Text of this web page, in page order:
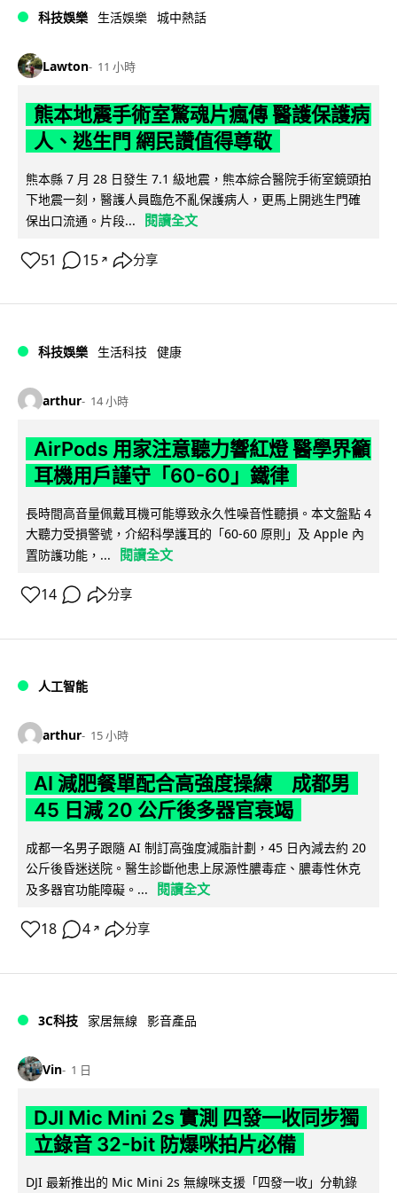
科技娛樂 生活娛樂 城中熱話
Lawton 11 小時
熊本地震手術室驚魂片瘋傳 醫護保護病
人、逃生門 網民讚值得尊敬
熊本縣 7 月 28 日發生 7.1 級地震，熊本綜合醫院手術室鏡頭拍
下地震一刻，醫護人員臨危不亂保護病人，更馬上開逃生門確
保出口流通。片段...
閱讀全文
51 15 ↗ 分享
科技娛樂 生活科技 健康
arthur 14 小時
AirPods 用家注意聽力響紅燈 醫學界籲
耳機用戶謹守「60-60」鐵律
長時間高音量佩戴耳機可能導致永久性噪音性聽損。本文盤點 4
大聽力受損警號，介紹科學護耳的「60-60 原則」及 Apple 內
置防護功能，...
閱讀全文
14 分享
人工智能
arthur 15 小時
AI 減肥餐單配合高強度操練 成都男
45 日減 20 公斤後多器官衰竭
成都一名男子跟隨 AI 制訂高強度減脂計劃，45 日內減去約 20
公斤後昏迷送院。醫生診斷他患上尿源性膿毒症、膿毒性休克
及多器官功能障礙。...
閱讀全文
18 4 ↗ 分享
3C科技 家居無線 影音產品
Vin 1 日
DJI Mic Mini 2s 實測 四發一收同步獨
立錄音 32-bit 防爆咪拍片必備
DJI 最新推出的 Mic Mini 2s 無線咪支援「四發一收」分軌錄